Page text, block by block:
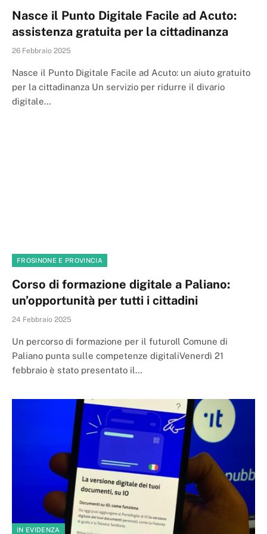
Nasce il Punto Digitale Facile ad Acuto:
assistenza gratuita per la cittadinanza
26 Febbraio 2025
Nasce il Punto Digitale Facile ad Acuto: un aiuto gratuito
per la cittadinanza Un servizio per ridurre il divario
digitale…
FROSINONE E PROVINCIA
Corso di formazione digitale a Paliano:
un’opportunità per tutti i cittadini
24 Febbraio 2025
Un percorso di formazione per il futuroIl Comune di
Paliano punta sulle competenze digitaliVenerdì 21
febbraio è stato presentato il…
IN EVIDENZA